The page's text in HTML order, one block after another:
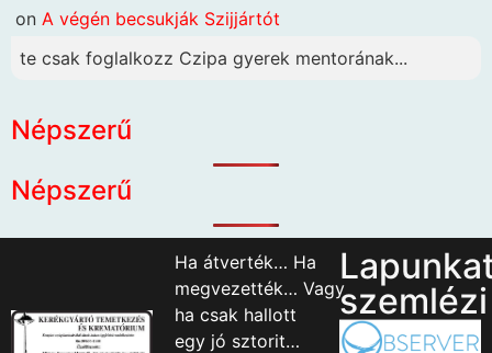
on A végén becsukják Szijjártót
te csak foglalkozz Czipa gyerek mentorának...
Népszerű
Népszerű
Ha átverték… Ha
megvezették… Vagy
ha csak hallott
egy jó sztorit…
szemlézi